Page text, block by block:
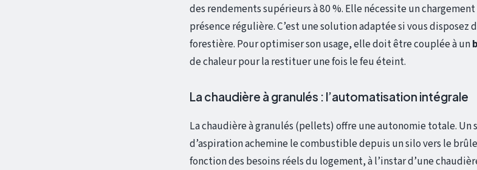
des rendements supérieurs à 80 %. Elle nécessite un
présence régulière. C’est une solution adaptée si vous disposez
forestière. Pour optimiser son usage, elle doit être couplée à un
de chaleur pour la restituer une fois le feu éteint.
La chaudière à granulés : l’automatisation intégrale
La chaudière à granulés (pellets) offre une autonomie totale. Un
d’aspiration achemine le combustible depuis un silo vers le
fonction des besoins réels du logement, à l’instar d’une